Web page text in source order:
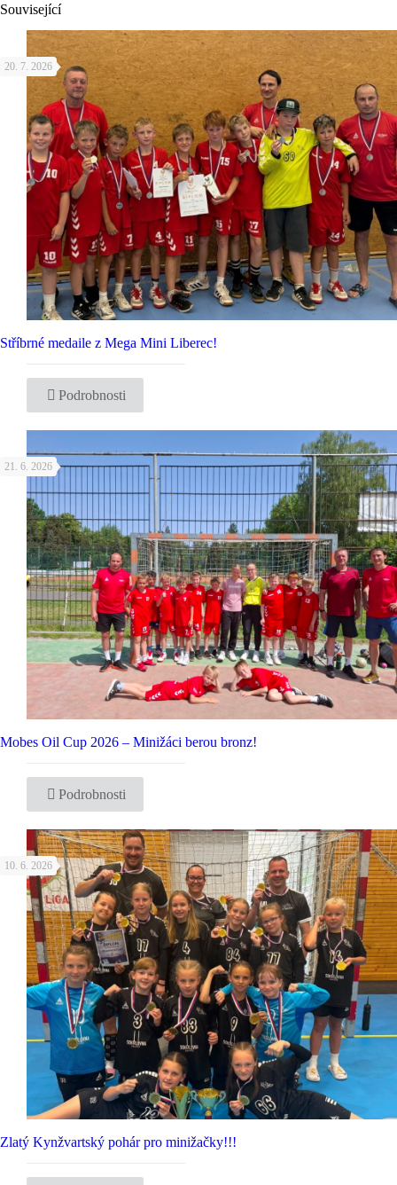
Související
20. 7. 2026
Stříbrné medaile z Mega Mini Liberec!
Podrobnosti
21. 6. 2026
Mobes Oil Cup 2026 – Minižáci berou bronz!
Podrobnosti
10. 6. 2026
Zlatý Kynžvartský pohár pro minižačky!!!